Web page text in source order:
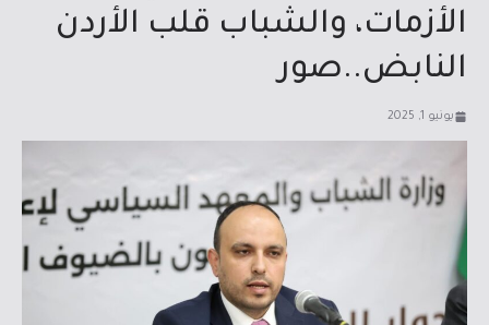
الأزمات، والشباب قلب الأردن
النابض..صور
يونيو 1, 2025